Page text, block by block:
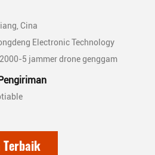
Cina
Electronic Technology
5 jammer drone genggam